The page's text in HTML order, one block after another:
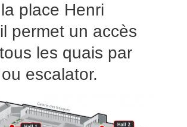
place Henri
permet un accès
les quais par
escalator.